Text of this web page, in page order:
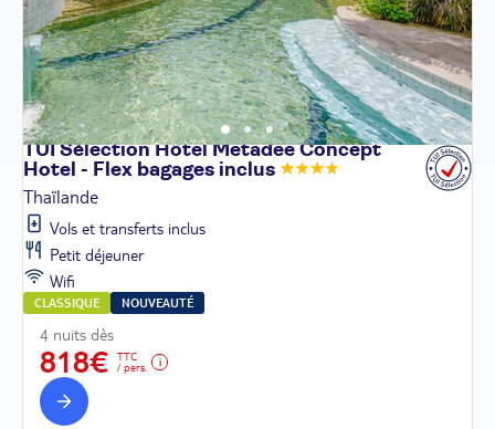
TUI Sélection Hôtel Metadee Concept
Hotel - Flex bagages inclus
Thaïlande
Vols et transferts inclus
Petit déjeuner
Wifi
CLASSIQUE NOUVEAUTÉ
4 nuits dès
818€
TTC
/ pers.